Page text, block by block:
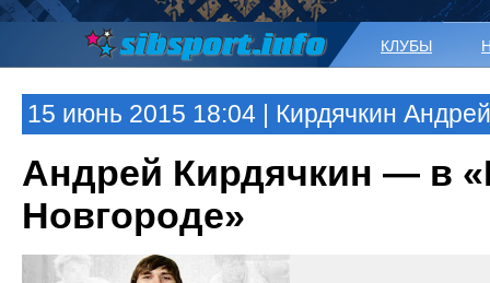
КЛУБЫ
15 июнь 2015 18:04 | Кирдячкин Андрей
Андрей Кирдячкин — в
Новгороде»